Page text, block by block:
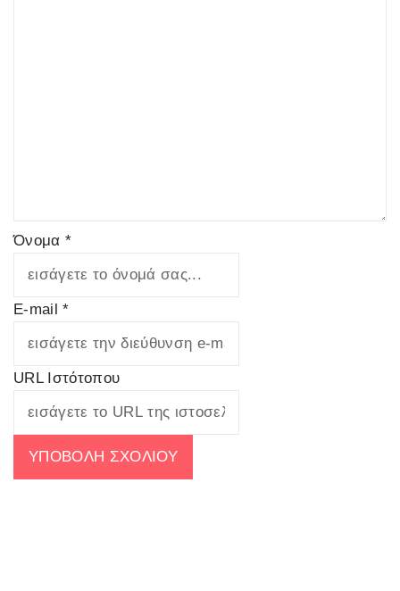
Όνομα *
E-mail *
URL Ιστότοπου